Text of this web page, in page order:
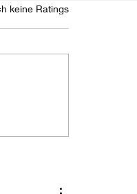
Latte mit Kardamom!
bewertet.
keine Ratings